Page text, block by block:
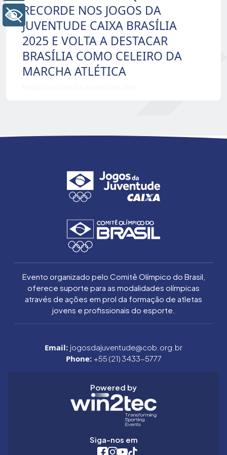
RECORDE NOS JOGOS DA
JUVENTUDE CAIXA BRASÍLIA
2025 E VOLTA A DESTACAR
BRASÍLIA COMO CELEIRO DA
MARCHA ATLÉTICA
Evento organizado pelo Comitê Olímpico do Brasil,
oferece suporte para as modalidades olímpicas
através de ações em prol da formação de atletas
jovens e profissionais do esporte.
Email: jogosdajuventude@cob.org.br
Phone: +55 (21) 3433-5777
Powered by
Siga-nos em
+ Acessibilidade